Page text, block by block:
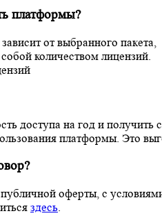
платформы?
от выбранного пакета,
количеством лицензий.
доступа на год и получить
платформы. Это
оферты, с
здесь.